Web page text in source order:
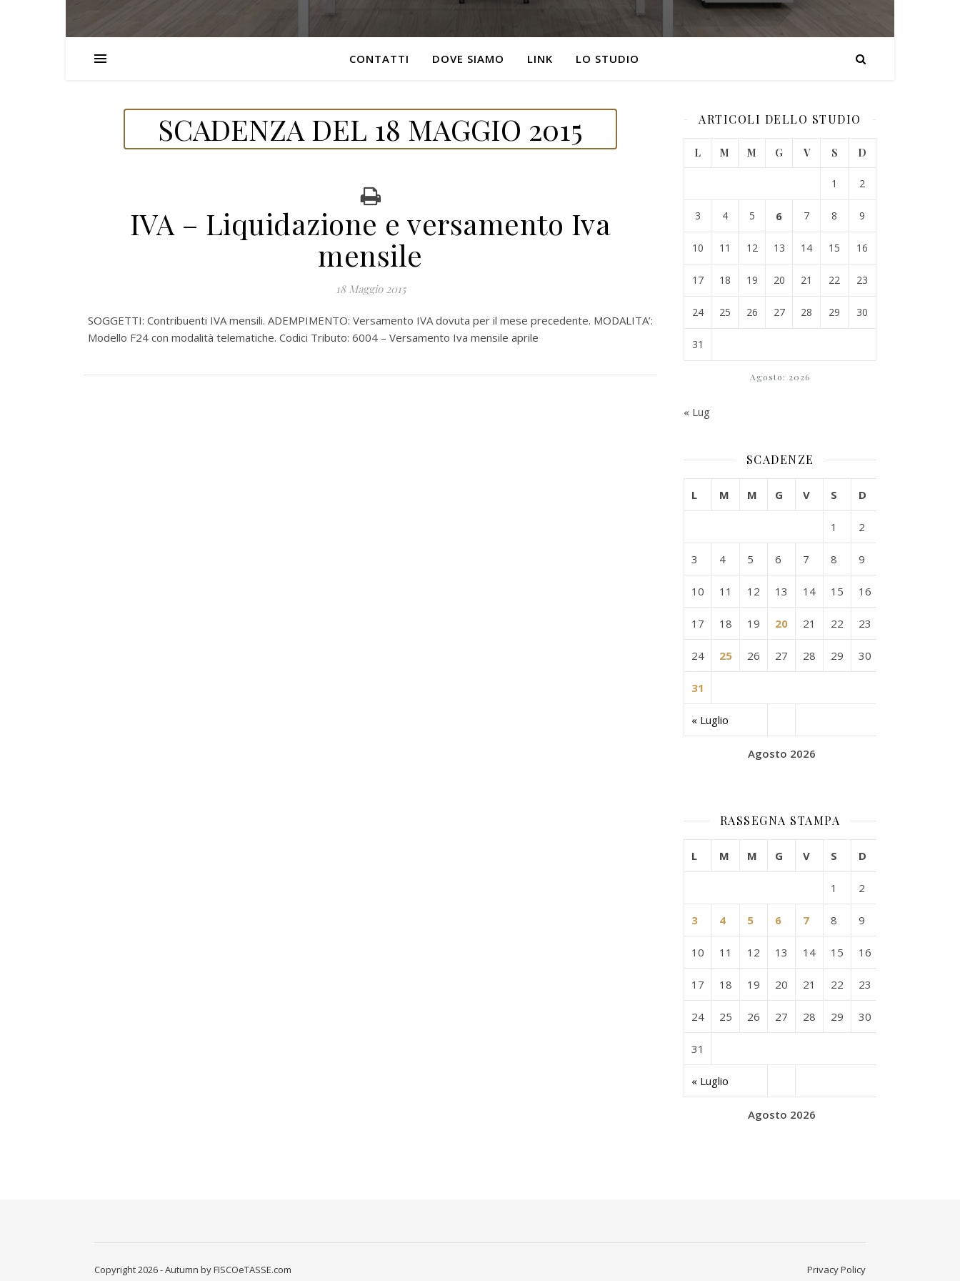
CONTATTI DOVE SIAMO LINK LO STUDIO
SCADENZA DEL 18 MAGGIO 2015
IVA – Liquidazione e versamento Iva
mensile
18 Maggio 2015
SOGGETTI: Contribuenti IVA mensili. ADEMPIMENTO: Versamento IVA dovuta per il mese precedente. MODALITA’:
Modello F24 con modalità telematiche. Codici Tributo: 6004 – Versamento Iva mensile aprile
ARTICOLI DELLO STUDIO
Agosto: 2026
L M M G V S D
1 2
3 4 5 6 7 8 9
10 11 12 13 14 15 16
17 18 19 20 21 22 23
24 25 26 27 28 29 30
31
« Lug
SCADENZE
Agosto 2026
L M M G V S D
« Luglio
1 2
3 4 5 6 7 8 9
10 11 12 13 14 15 16
17 18 19 20 21 22 23
24 25 26 27 28 29 30
31
RASSEGNA STAMPA
Agosto 2026
L M M G V S D
« Luglio
1 2
3 4 5 6 7 8 9
10 11 12 13 14 15 16
17 18 19 20 21 22 23
24 25 26 27 28 29 30
31
Privacy Policy
Copyright 2026 - Autumn by FISCOeTASSE.com